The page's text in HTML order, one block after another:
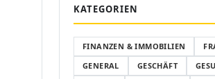
KATEGORIEN
FINANZEN & IMMOBILIEN
GENERAL
GESCHÄFT